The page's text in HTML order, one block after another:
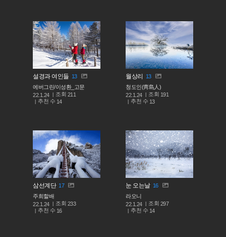
설경과 여인들 13
에버그린/이성환_고문
22.1.24
조회 211
추천 수 14
월상리 13
청도인(靑島人)
22.1.24
조회 191
추천 수 13
삼선계단 17
주희할배
22.1.24
조회 233
추천 수 16
눈 오는날 16
라오니
22.1.24
조회 297
추천 수 14